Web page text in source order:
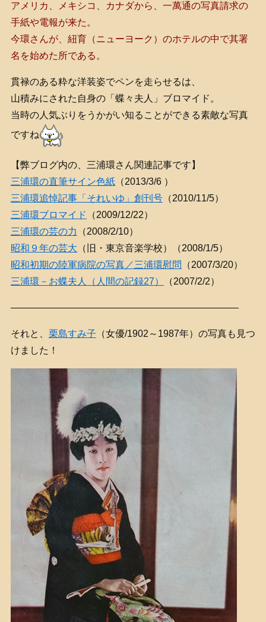
アメリカ、メキシコ、カナダから、一萬通の写真請求の
手紙や電報が来た。
今環さんが、紐育（ニューヨーク）のホテルの中で其署
名を始めた所である。
貫禄のある粋な洋装姿でペンを走らせるは、
山積みにされた自身の「蝶々夫人」ブロマイド。
当時の人気ぶりをうかがい知ることができる素敵な写真
ですね
【弊ブログ内の、三浦環さん関連記事です】
三浦環の直筆サイン色紙（2013/3/6 ）
三浦環追悼記事「それいゆ」創刊号（2010/11/5）
三浦環ブロマイド
（2009/12/22）
三浦環の芸の力
（2008/2/10）
昭和９年の芸大 （旧・東京音楽学校）（2008/1/5）
昭和初期の陸軍病院の写真／三浦環慰問
（2007/3/20）
三浦環－お蝶夫人（人間の記録27）
（2007/2/2）
————————————————————————
それと、 栗島すみ子 （女優/1902～1987年）の写真も見つ
けました！